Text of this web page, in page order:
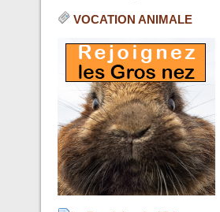
VOCATION ANIMALE